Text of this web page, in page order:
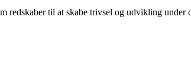
redskaber til at skabe trivsel og udvikling under